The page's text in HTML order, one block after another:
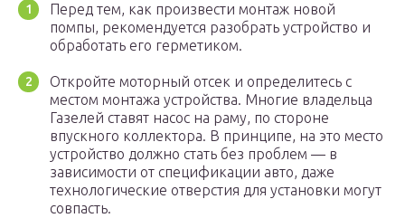
Перед тем, как произвести монтаж новой
помпы, рекомендуется разобрать устройство и
обработать его герметиком.
Откройте моторный отсек и определитесь с
местом монтажа устройства. Многие владельца
Газелей ставят насос на раму, по стороне
впускного коллектора. В принципе, на это место
устройство должно стать без проблем — в
зависимости от спецификации авто, даже
технологические отверстия для установки могут
совпасть.